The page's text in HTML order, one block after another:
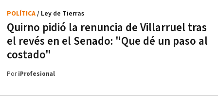
Quirno pidió la renuncia de Villarruel tras
el revés en el Senado: "Que dé un paso al
costado"
POLÍTICA/ Ley de Tierras
PoriProfesional